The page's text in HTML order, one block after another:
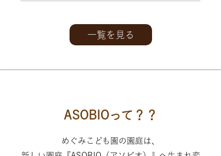
一覧を見る
ASOBIOって？？
めぐみこども園の園庭は、